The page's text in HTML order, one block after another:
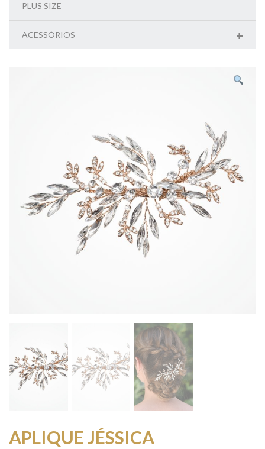
PLUS SIZE
+
ACESSÓRIOS
APLIQUE JÉSSICA